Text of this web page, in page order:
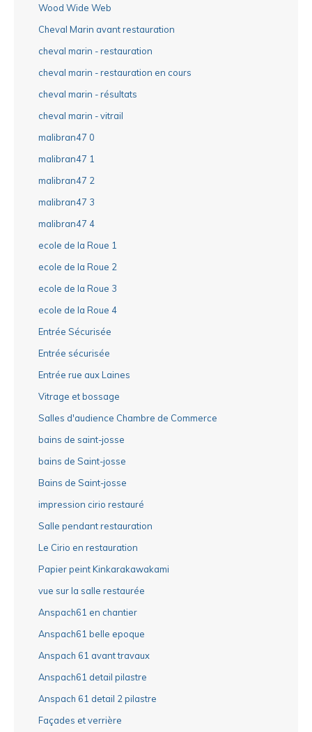
Wood Wide Web
Cheval Marin avant restauration
cheval marin - restauration
cheval marin - restauration en cours
cheval marin - résultats
cheval marin - vitrail
malibran47 0
malibran47 1
malibran47 2
malibran47 3
malibran47 4
ecole de la Roue 1
ecole de la Roue 2
ecole de la Roue 3
ecole de la Roue 4
Entrée Sécurisée
Entrée sécurisée
Entrée rue aux Laines
Vitrage et bossage
Salles d'audience Chambre de Commerce
bains de saint-josse
bains de Saint-josse
Bains de Saint-josse
impression cirio restauré
Salle pendant restauration
Le Cirio en restauration
Papier peint Kinkarakawakami
vue sur la salle restaurée
Anspach61 en chantier
Anspach61 belle epoque
Anspach 61 avant travaux
Anspach61 detail pilastre
Anspach 61 detail 2 pilastre
Façades et verrière